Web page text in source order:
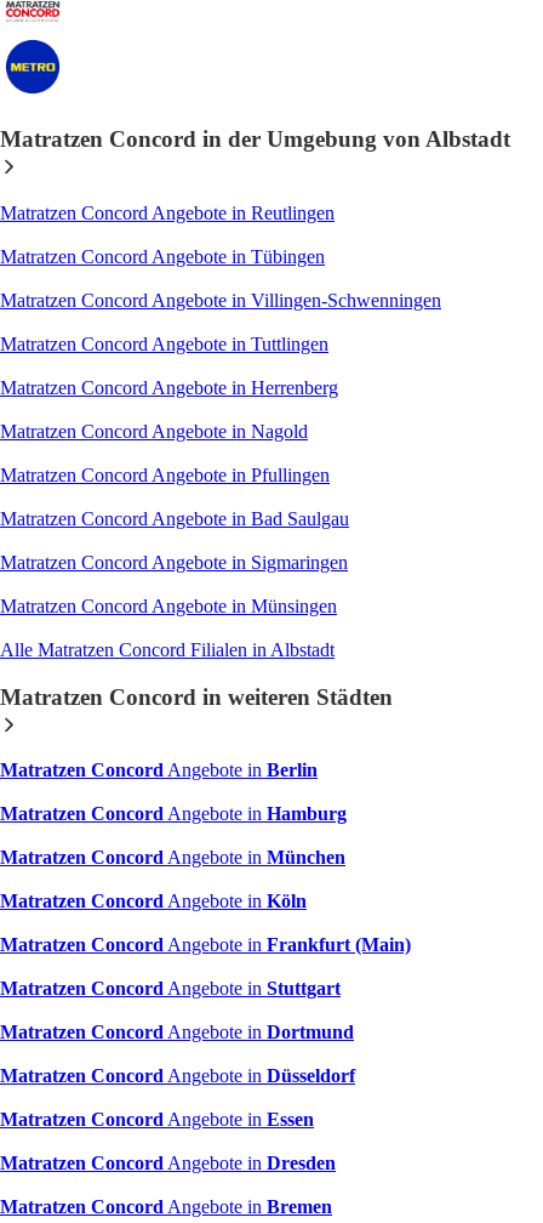
Matratzen Concord in der Umgebung von Albstadt
Matratzen Concord Angebote in Reutlingen
Matratzen Concord Angebote in Tübingen
Matratzen Concord Angebote in Villingen-Schwenningen
Matratzen Concord Angebote in Tuttlingen
Matratzen Concord Angebote in Herrenberg
Matratzen Concord Angebote in Nagold
Matratzen Concord Angebote in Pfullingen
Matratzen Concord Angebote in Bad Saulgau
Matratzen Concord Angebote in Sigmaringen
Matratzen Concord Angebote in Münsingen
Alle Matratzen Concord Filialen in Albstadt
Matratzen Concord in weiteren Städten
Matratzen ConcordAngebote in Berlin
Matratzen ConcordAngebote in Hamburg
Matratzen ConcordAngebote in München
Matratzen ConcordAngebote in Köln
Matratzen ConcordAngebote in Frankfurt (Main)
Matratzen ConcordAngebote in Stuttgart
Matratzen ConcordAngebote in Dortmund
Matratzen ConcordAngebote in Düsseldorf
Matratzen ConcordAngebote in Essen
Matratzen ConcordAngebote in Dresden
Matratzen ConcordAngebote in Bremen